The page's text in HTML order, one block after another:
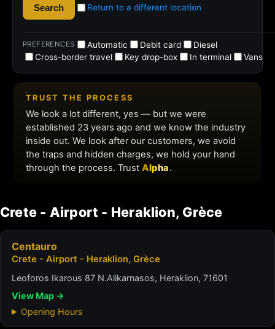
Crete - Airport - Heraklion, Grèce
Centauro
Crete - Airport - Heraklion, Grèce
Leoforos Ikarous 87 N.Alikarnasos, Heraklion, 71601
View Map →
Opening Hours